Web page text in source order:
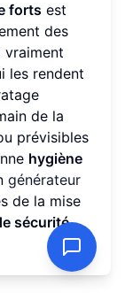
forts est
des
vraiment
les rendent
de la
prévisibles
hygiène
générateur
de la mise
sécurité